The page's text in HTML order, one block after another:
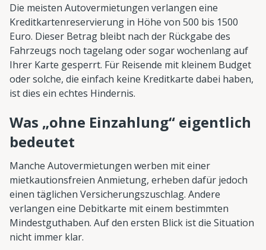
Die meisten Autovermietungen verlangen eine
Kreditkartenreservierung in Höhe von 500 bis 1500
Euro. Dieser Betrag bleibt nach der Rückgabe des
Fahrzeugs noch tagelang oder sogar wochenlang auf
Ihrer Karte gesperrt. Für Reisende mit kleinem Budget
oder solche, die einfach keine Kreditkarte dabei haben,
ist dies ein echtes Hindernis.
Was „ohne Einzahlung“ eigentlich
bedeutet
Manche Autovermietungen werben mit einer
mietkautionsfreien Anmietung, erheben dafür jedoch
einen täglichen Versicherungszuschlag. Andere
verlangen eine Debitkarte mit einem bestimmten
Mindestguthaben. Auf den ersten Blick ist die Situation
nicht immer klar.